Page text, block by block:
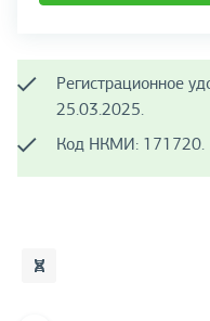
Регистрационное
25.03.2025.
Код НКМИ: 171720.